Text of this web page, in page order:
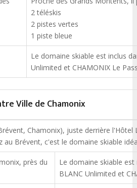
2 téléskis
2 pistes vertes
1 piste bleue
Le domaine skiable est inclus
Unlimited et CHAMONIX Le
Ville de Chamonix
Chamonix), juste derrière
au Brévent, c'est le domaine skiable
près du
Le domaine skiable
BLANC Unlimited et